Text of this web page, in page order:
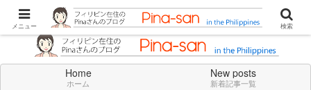
Don't think deeply. Feel always in English.
Home
ホーム
New posts
新着記事一覧
メニュー 検索